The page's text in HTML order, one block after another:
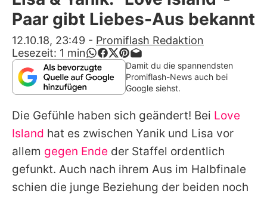
Alle Themen auf Promiflash
App runterladen
Team
Redaktionelle Richtlinien
Impressum
Nutzungsbedingungen
Paar gibt Liebes-Aus bekannt
12.10.18, 23:49 - Promiflash Redaktion
Lesezeit: 1 min
Damit du die spannendsten
Promiflash-News auch bei
Google siehst.
Die Gefühle haben sich geändert! Bei Love
Island hat es zwischen Yanik und Lisa vor
allem gegen Ende der Staffel ordentlich
gefunkt. Auch nach ihrem Aus im Halbfinale
schien die junge Beziehung der beiden noch